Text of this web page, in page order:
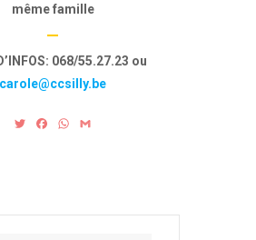
même famille
—
068/55.27.23 ou
carole@ccsilly.be
T
r
o
W
p